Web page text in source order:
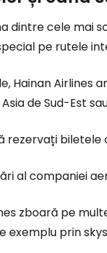
dintre cele mai
pe rutele
Hainan Airlines
de Sud-Est
rezervați biletele
al companiei
zboară pe
exemplu prin
... comunitatea